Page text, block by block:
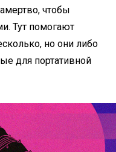
чтобы
Тут помогают
но они либо
для портативной